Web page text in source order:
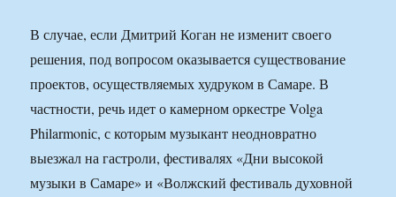
В случае, если Дмитрий Коган не изменит своего
решения, под вопросом оказывается существование
проектов, осуществляемых худруком в Самаре. В
частности, речь идет о камерном оркестре Volga
Philarmoniс, с которым музыкант неодновратно
выезжал на гастроли, фестивалях «Дни высокой
музыки в Самаре» и «Волжский фестиваль духовной